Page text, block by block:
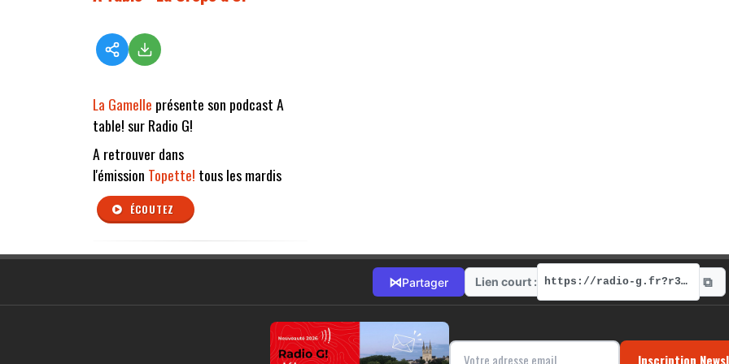
La Gamelle présente son podcast A
table! sur Radio G!
A retrouver dans
l'émission Topette! tous les mardis
ÉCOUTEZ
⋈Partager Lien court : https://radio-g.fr?r318 ⧉
Inscription